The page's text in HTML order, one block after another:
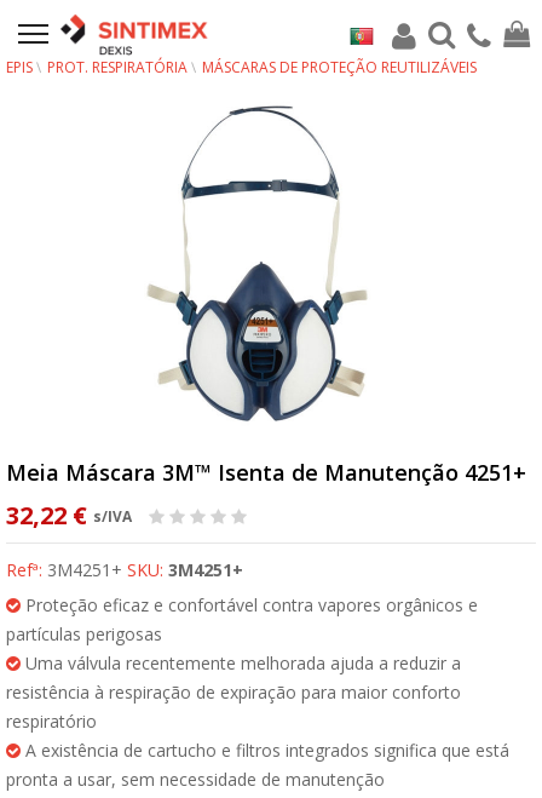
EPIS PROT. RESPIRATÓRIA MÁSCARAS DE PROTEÇÃO REUTILIZÁVEIS
Meia Máscara 3M™ Isenta de Manutenção 4251+
32,22 € s/IVA
Refª: 3M4251+ SKU: 3M4251+
Proteção eficaz e confortável contra vapores orgânicos e
partículas perigosas
Uma válvula recentemente melhorada ajuda a reduzir a
resistência à respiração de expiração para maior conforto
respiratório
A existência de cartucho e filtros integrados significa que está
pronta a usar, sem necessidade de manutenção